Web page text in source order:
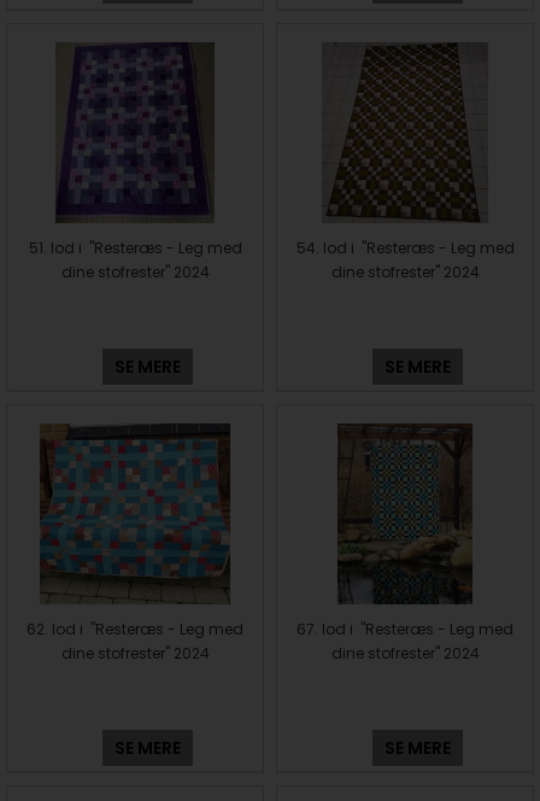
51. lod i "Resteræs - Leg med
dine stofrester" 2024
SE MERE
54. lod i "Resteræs - Leg med
dine stofrester" 2024
SE MERE
62. lod i "Resteræs - Leg med
dine stofrester" 2024
SE MERE
67. lod i "Resteræs - Leg med
dine stofrester" 2024
SE MERE